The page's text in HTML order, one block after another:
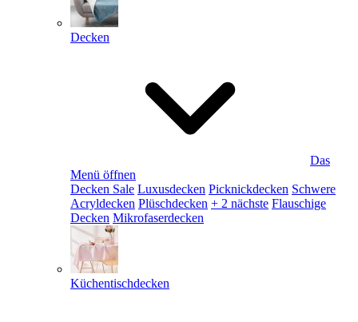
Decken
Das
Menü öffnen
Decken Sale Luxusdecken Picknickdecken Schwere
Acryldecken Plüschdecken + 2 nächste Flauschige
Decken Mikrofaserdecken
Küchentischdecken